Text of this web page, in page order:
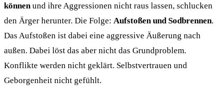
können und ihre Aggressionen nicht raus lassen, schlucken
den Ärger herunter. Die Folge: Aufstoßen und Sodbrennen.
Das Aufstoßen ist dabei eine aggressive Äußerung nach
außen. Dabei löst das aber nicht das Grundproblem.
Konflikte werden nicht geklärt. Selbstvertrauen und
Geborgenheit nicht gefühlt.